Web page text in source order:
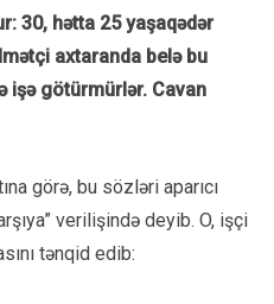
30, hətta 25 yaşaqədər
axtaranda belə bu
işə götürmürlər. Cavan
görə, bu sözləri aparıcı
verilişində deyib. O, işçi
tənqid edib: